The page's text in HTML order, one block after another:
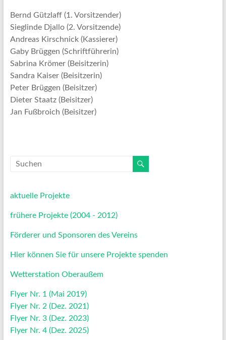
Bernd Gützlaff (1. Vorsitzender)
Sieglinde Djallo (2. Vorsitzende)
Andreas Kirschnick (Kassierer)
Gaby Brüggen (Schriftführerin)
Sabrina Krömer (Beisitzerin)
Sandra Kaiser (Beisitzerin)
Peter Brüggen (Beisitzer)
Dieter Staatz (Beisitzer)
Jan Fußbroich (Beisitzer)
aktuelle Projekte
frühere Projekte (2004 - 2012)
Förderer und Sponsoren des Vereins
Hier können Sie für unsere Projekte spenden
Wetterstation Oberaußem
Flyer Nr. 1 (Mai 2019)
Flyer Nr. 2 (Dez. 2021)
Flyer Nr. 3 (Dez. 2023)
Flyer Nr. 4 (Dez. 2025)